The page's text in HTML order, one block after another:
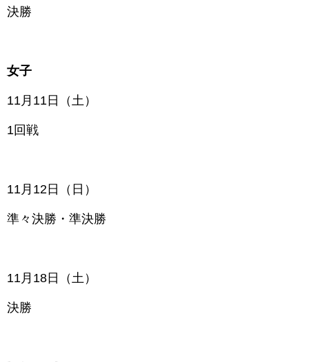
決勝
女子
11月11日（土）
1回戦
11月12日（日）
準々決勝・準決勝
11月18日（土）
決勝